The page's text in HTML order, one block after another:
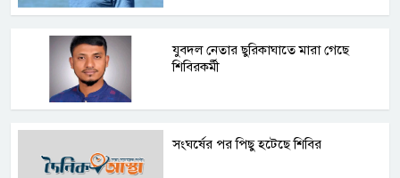
যুবদল নেতার ছুরিকাঘাতে মারা গেছে
শিবিরকর্মী
সংঘর্ষের পর পিছু হটেছে শিবির